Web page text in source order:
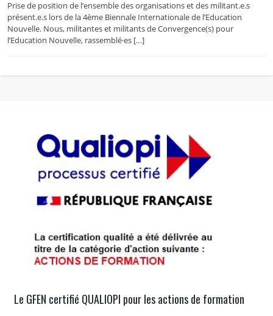
Prise de position de l’ensemble des organisations et des militant.e.s
présent.e.s lors de la 4ème Biennale Internationale de l’Education
Nouvelle. Nous, militantes et militants de Convergence(s) pour
l’Education Nouvelle, rassemblé·es […]
Le GFEN certifié QUALIOPI pour les actions de formation